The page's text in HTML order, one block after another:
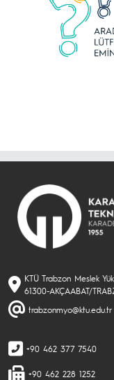
KTÜ Trabzon Meslek
61300-AKÇAABAT/
trabzonmyo@ktu.edu.tr
+90 462 377 7540
+90 462 228 1252